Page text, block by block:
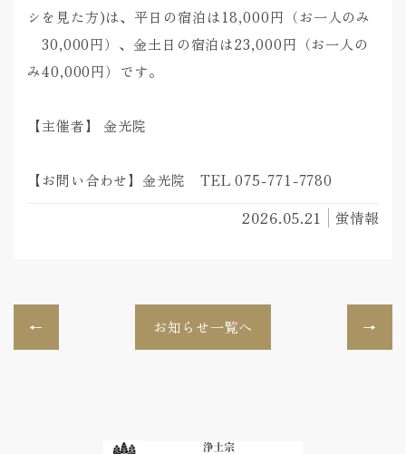
シを見た方)は、平日の宿泊は18,000円（お一人のみ
30,000円）、金土日の宿泊は23,000円（お一人の
み40,000円）です。
【主催者】 金光院
【お問い合わせ】金光院 TEL 075-771-7780
2026.05.21 蛍情報
お知らせ一覧へ